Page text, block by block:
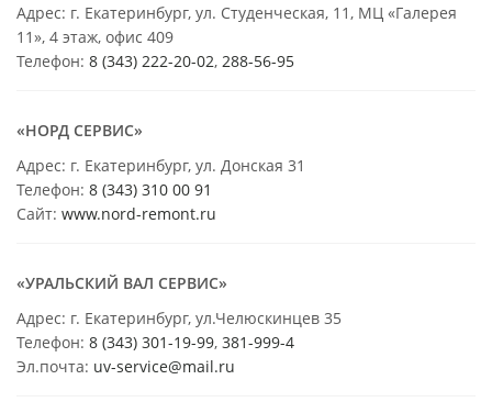
Адрес: г. Екатеринбург, ул. Студенческая, 11, МЦ «Галерея
11», 4 этаж, офис 409
Телефон: 8 (343) 222-20-02, 288-56-95
«НОРД СЕРВИС»
Адрес: г. Екатеринбург, ул. Донская 31
Телефон: 8 (343) 310 00 91
Сайт: www.nord-remont.ru
«УРАЛЬСКИЙ ВАЛ СЕРВИС»
Адрес: г. Екатеринбург, ул.Челюскинцев 35
Телефон: 8 (343) 301-19-99, 381-999-4
Эл.почта: uv-service@mail.ru